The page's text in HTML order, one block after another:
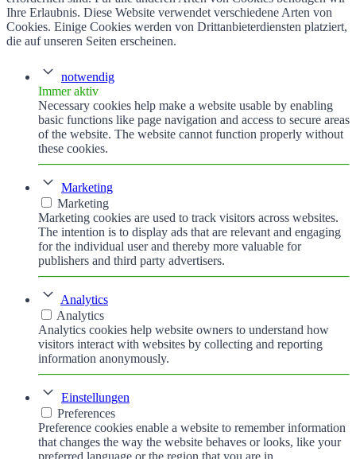
Ihre Erlaubnis. Diese Website verwendet verschiedene Arten von
Cookies. Einige Cookies werden von Drittanbieterdiensten platziert,
die auf unseren Seiten erscheinen.
notwendig
Immer aktiv
Necessary cookies help make a website usable by enabling
basic functions like page navigation and access to secure areas
of the website. The website cannot function properly without
these cookies.
Marketing
Marketing
Marketing cookies are used to track visitors across websites.
The intention is to display ads that are relevant and engaging
for the individual user and thereby more valuable for
publishers and third party advertisers.
Analytics
Analytics
Analytics cookies help website owners to understand how
visitors interact with websites by collecting and reporting
information anonymously.
Einstellungen
Preferences
Preference cookies enable a website to remember information
that changes the way the website behaves or looks, like your